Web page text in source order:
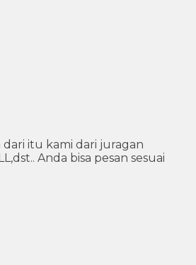
itu kami dari juragan
Anda bisa pesan sesuai